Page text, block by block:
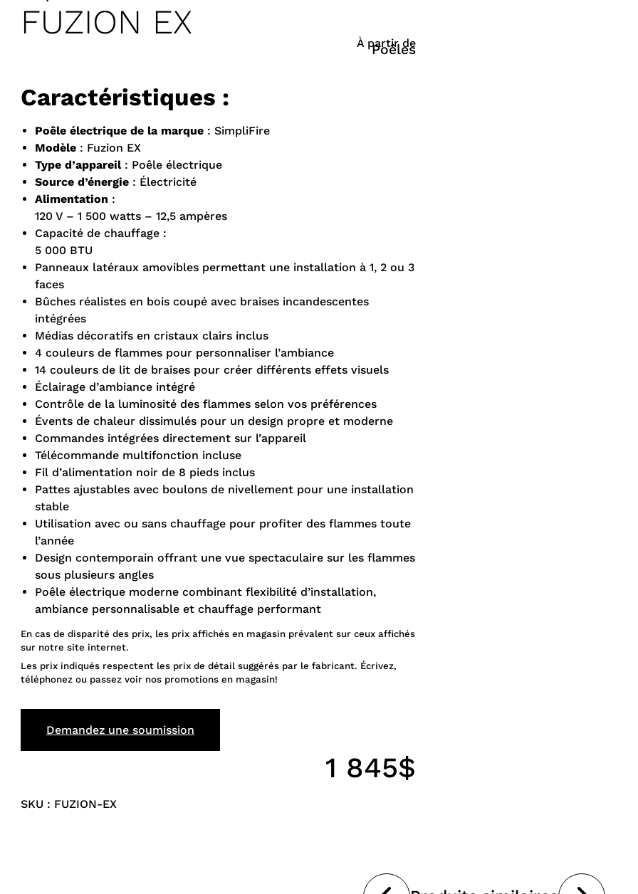
Poêles
FUZION EX
À partir de
1 845$
SKU : FUZION-EX
Caractéristiques :
Poêle électrique de la marque : SimpliFire
Modèle : Fuzion EX
Type d’appareil: Poêle électrique
Source d’énergie : Électricité
Alimentation :
120 V – 1 500 watts – 12,5 ampères
Capacité de chauffage :
5 000 BTU
Panneaux latéraux amovibles permettant une installation à 1, 2 ou 3
faces
Bûches réalistes en bois coupé avec braises incandescentes
intégrées
Médias décoratifs en cristaux clairs inclus
4 couleurs de flammes pour personnaliser l’ambiance
14 couleurs de lit de braises pour créer différents effets visuels
Éclairage d’ambiance intégré
Contrôle de la luminosité des flammes selon vos préférences
Évents de chaleur dissimulés pour un design propre et moderne
Commandes intégrées directement sur l’appareil
Télécommande multifonction incluse
Fil d’alimentation noir de 8 pieds inclus
Pattes ajustables avec boulons de nivellement pour une installation
stable
Utilisation avec ou sans chauffage pour profiter des flammes toute
l’année
Design contemporain offrant une vue spectaculaire sur les flammes
sous plusieurs angles
Poêle électrique moderne combinant flexibilité d’installation,
ambiance personnalisable et chauffage performant
En cas de disparité des prix, les prix affichés en magasin prévalent sur ceux affichés
sur notre site internet.
Les prix indiqués respectent les prix de détail suggérés par le fabricant. Écrivez,
téléphonez ou passez voir nos promotions en magasin!
Demandez une soumission